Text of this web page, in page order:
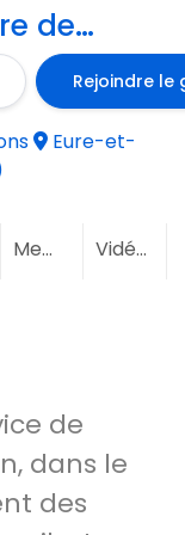
de
d
et-LoirRejoindre le
Eure-et-
Membres (1)Vidéos
de
dans le
des